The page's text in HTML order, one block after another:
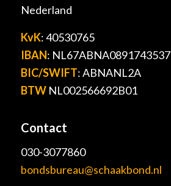
Nederland
KvK: 40530765
IBAN: NL67ABNA0891743537
BIC/SWIFT: ABNANL2A
BTWNL002566692B01
Contact
030-3077860
bondsbureau@schaakbond.nl